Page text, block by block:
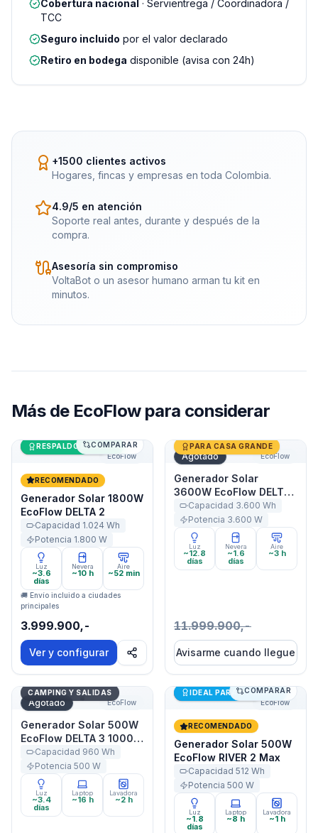
Cobertura nacional · Servientrega / Coordinadora /
TCC
Seguro incluido por el valor declarado
Retiro en bodega disponible (avisa con 24h)
+1500 clientes activos
Hogares, fincas y empresas en toda Colombia.
4.9/5 en atención
Soporte real antes, durante y después de la
compra.
Asesoría sin compromiso
VoltaBot o un asesor humano arman tu kit en
minutos.
Más de EcoFlowpara considerar
Generador Solar 1800W EcoFlow DELTA 2
EcoFlow
Últimas unidades
RESPALDO DE CASA
COMPARAR
RECOMENDADO
Generador Solar 1800W
EcoFlow DELTA 2
Capacidad 1.024 Wh
Potencia 1.800 W
Luz
~3.6
días
Nevera
~10 h
Aire
~52 min
🚚 Envío incluido a ciudades
principales
3.999.900,-
Ver y configurar
Generador Solar 3600W
Agotado EcoFlow
PARA CASA GRANDE
Generador Solar
3600W EcoFlow DELTA
ProCapacidad 3.600 Wh
Potencia 3.600 W
Luz
~12.8
días
Nevera
~1.6
días
Aire
~3 h
11.999.900,-
Avisarme cuando llegue
Generador Solar 500W EcoFlow DELTA 3 1000 Air
Agotado EcoFlow
CAMPING Y SALIDAS
Generador Solar 500W
EcoFlow DELTA 3 1000
AirCapacidad 960 Wh
Potencia 500 W
Luz
~3.4
días
Laptop
~16 h
Lavadora
~2 h
Generador Solar 500W
EcoFlow
Últimas unidades
IDEAL PARA STARLINK
COMPARAR
RECOMENDADO
Generador Solar 500W
EcoFlow RIVER 2 Max
Capacidad 512 Wh
Potencia 500 W
Luz
~1.8
días
Laptop
~8 h
Lavadora
~1 h